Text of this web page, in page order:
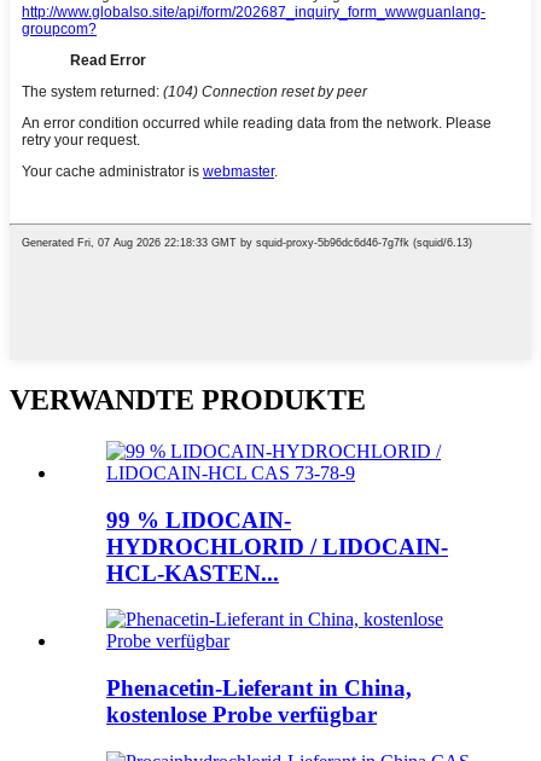
VERWANDTE PRODUKTE
99 % LIDOCAIN-
HYDROCHLORID / LIDOCAIN-
HCL-KASTEN...
Phenacetin-Lieferant in China,
kostenlose Probe verfügbar